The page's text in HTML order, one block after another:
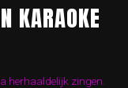
KARAOKE
herhaaldelijk zingen.